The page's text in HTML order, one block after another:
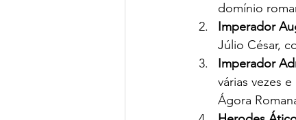
domínio
Imperador
Júlio César,
Imperador
várias vezes
Ágora